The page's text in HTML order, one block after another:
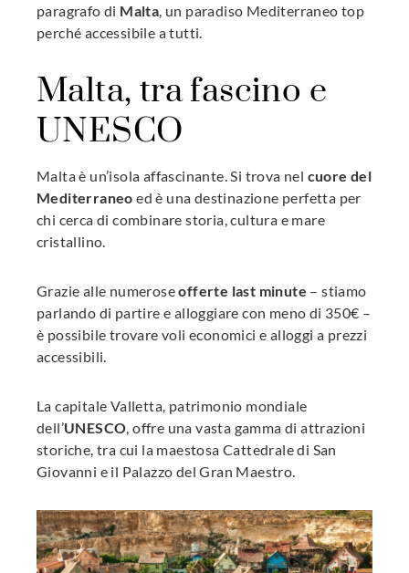
paragrafo di Malta , un paradiso Mediterraneo top
perché accessibile a tutti.
Malta, tra fascino e
UNESCO
Malta è un’isola affascinante. Si trova nel cuore del
Mediterraneo ed è una destinazione perfetta per
chi cerca di combinare storia, cultura e mare
cristallino.
Grazie alle numeroseofferte last minute – stiamo
parlando di partire e alloggiare con meno di 350€ –
è possibile trovare voli economici e alloggi a prezzi
accessibili.
La capitale Valletta, patrimonio mondiale
dell’UNESCO , offre una vasta gamma di attrazioni
storiche, tra cui la maestosa Cattedrale di San
Giovanni e il Palazzo del Gran Maestro.